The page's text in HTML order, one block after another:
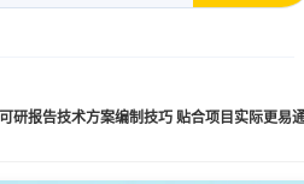
可研报告技术方案编制技巧 贴合项目实际更易